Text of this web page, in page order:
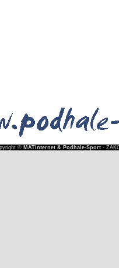
© MATinternet & Podhale-Sport-